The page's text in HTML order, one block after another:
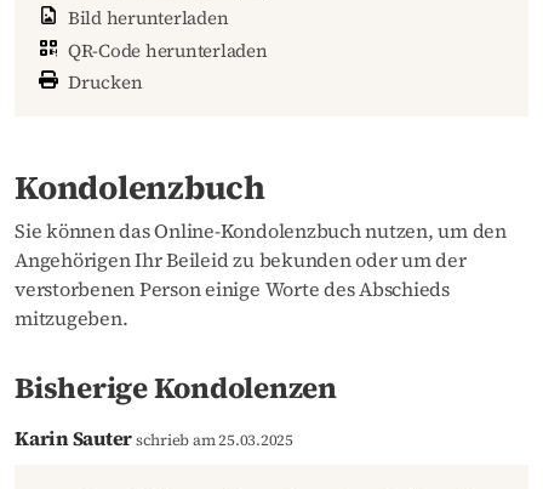
Bild herunterladen
QR-Code herunterladen
Drucken
Kondolenzbuch
Sie können das Online-Kondolenzbuch nutzen, um den
Angehörigen Ihr Beileid zu bekunden oder um der
verstorbenen Person einige Worte des Abschieds
mitzugeben.
Bisherige Kondolenzen
Karin Sauterschrieb am 25.03.2025